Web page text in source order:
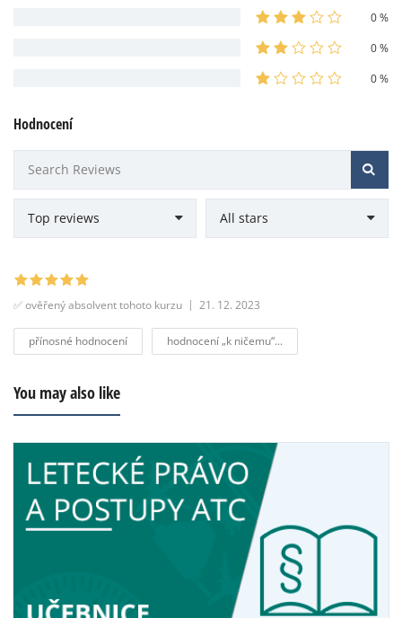
0 %
0 %
0 %
Hodnocení
✅ ověřený absolvent tohoto kurzu 21. 12. 2023
přínosné hodnocení hodnocení „k ničemu“...
You may also like